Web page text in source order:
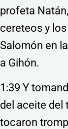
profeta
cereteos y
Salomón en
a Gihón.
1:39 Y
del aceite del
tocaron